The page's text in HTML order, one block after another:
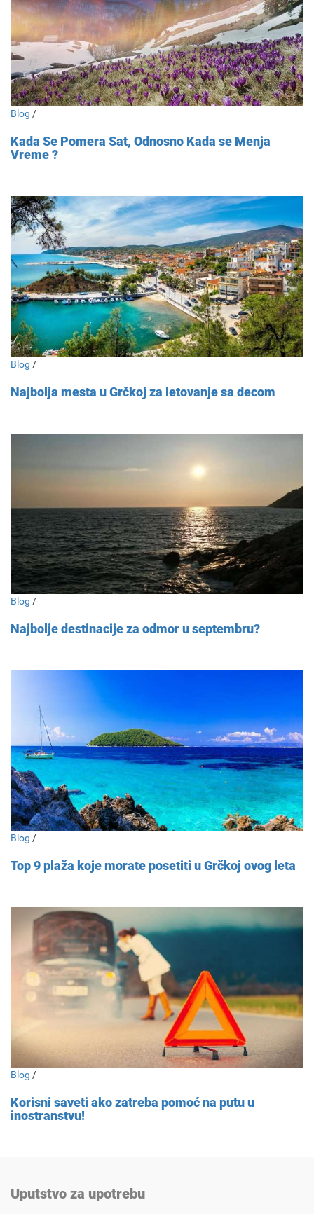
Blog /
Kada Se Pomera Sat, Odnosno Kada se Menja
Vreme ?
Blog /
Najbolja mesta u Grčkoj za letovanje sa decom
Blog /
Najbolje destinacije za odmor u septembru?
Blog /
Top 9 plaža koje morate posetiti u Grčkoj ovog leta
Blog /
Korisni saveti ako zatreba pomoć na putu u
inostranstvu!
Uputstvo za upotrebu